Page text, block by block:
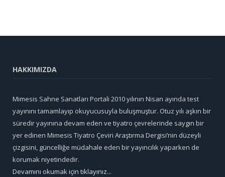
HAKKIMIZDA
Mimesis Sahne Sanatları Portali 2010 yılının Nisan ayında test
yayınını tamamlayıp okuyucusuyla buluşmuştur. Otuz yılı aşkın bir
süredir yayınına devam eden ve tiyatro çevrelerinde saygın bir
yer edinen Mimesis Tiyatro Çeviri Araştırma Dergisi’nin düzeyli
çizgisini, güncelliğe müdahale eden bir yayıncılık yaparken de
korumak niyetindedir.
Devamını okumak için tıklayınız...